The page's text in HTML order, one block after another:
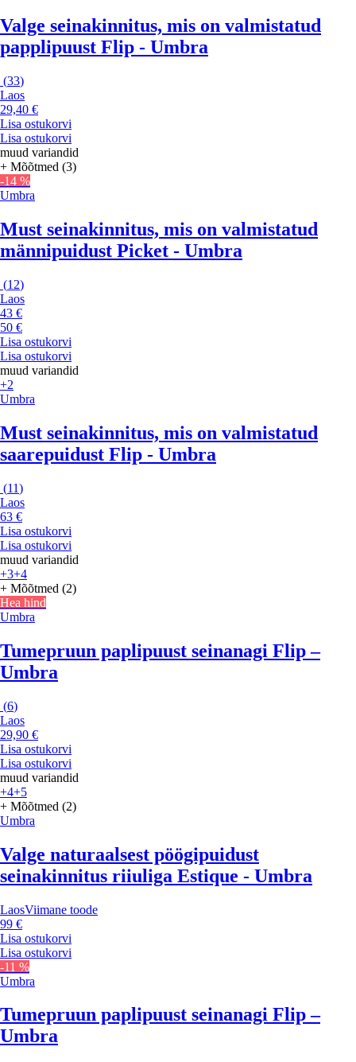
Valge seinakinnitus, mis on valmistatud
papplipuust Flip - Umbra
(33)
Laos
29,40 €
Lisa ostukorvi
Lisa ostukorvi
muud variandid
+ Mõõtmed (3)
-14 %
Umbra
Must seinakinnitus, mis on valmistatud
männipuidust Picket - Umbra
(12)
Laos
43 €
50 €
Lisa ostukorvi
Lisa ostukorvi
muud variandid
+2
Umbra
Must seinakinnitus, mis on valmistatud
saarepuidust Flip - Umbra
(11)
Laos
63 €
Lisa ostukorvi
Lisa ostukorvi
muud variandid
+3+4
+ Mõõtmed (2)
Hea hind
Umbra
Tumepruun paplipuust seinanagi Flip –
Umbra
(6)
Laos
29,90 €
Lisa ostukorvi
Lisa ostukorvi
muud variandid
+4+5
+ Mõõtmed (2)
Umbra
Valge naturaalsest pöögipuidust
seinakinnitus riiuliga Estique - Umbra
LaosViimane toode
99 €
Lisa ostukorvi
Lisa ostukorvi
-11 %
Umbra
Tumepruun paplipuust seinanagi Flip –
Umbra